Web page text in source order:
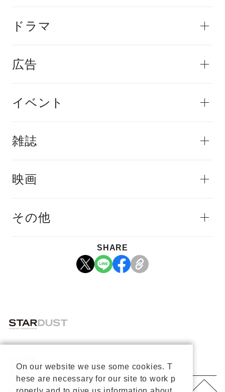
ドラマ
広告
イベント
雑誌
映画
その他
SHARE
プライバシーポリシー
重要なお知らせ
お問い合わせ
About Us
On our website we use some cookies. T
hese are necessary for our site to work p